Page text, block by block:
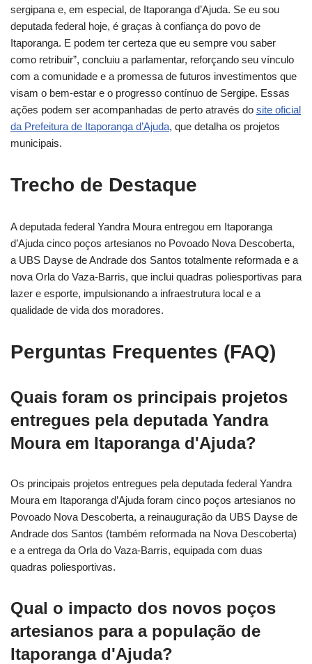
sergipana e, em especial, de Itaporanga d’Ajuda. Se eu sou
deputada federal hoje, é graças à confiança do povo de
Itaporanga. E podem ter certeza que eu sempre vou saber
como retribuir”, concluiu a parlamentar, reforçando seu vínculo
com a comunidade e a promessa de futuros investimentos que
visam o bem-estar e o progresso contínuo de Sergipe. Essas
ações podem ser acompanhadas de perto através do site oficial
da Prefeitura de Itaporanga d’Ajuda, que detalha os projetos
municipais.
Trecho de Destaque
A deputada federal Yandra Moura entregou em Itaporanga
d’Ajuda cinco poços artesianos no Povoado Nova Descoberta,
a UBS Dayse de Andrade dos Santos totalmente reformada e a
nova Orla do Vaza-Barris, que inclui quadras poliesportivas para
lazer e esporte, impulsionando a infraestrutura local e a
qualidade de vida dos moradores.
Perguntas Frequentes (FAQ)
Quais foram os principais projetos
entregues pela deputada Yandra
Moura em Itaporanga d'Ajuda?
Os principais projetos entregues pela deputada federal Yandra
Moura em Itaporanga d’Ajuda foram cinco poços artesianos no
Povoado Nova Descoberta, a reinauguração da UBS Dayse de
Andrade dos Santos (também reformada na Nova Descoberta)
e a entrega da Orla do Vaza-Barris, equipada com duas
quadras poliesportivas.
Qual o impacto dos novos poços
artesianos para a população de
Itaporanga d'Ajuda?